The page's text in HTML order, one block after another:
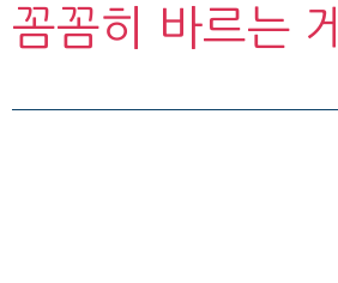
꼼꼼히 바르는